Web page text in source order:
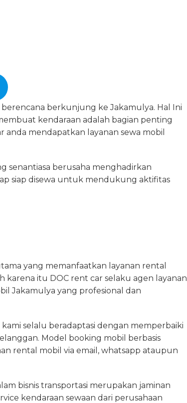
berkunjung ke Jakamulya. Hal Ini
kendaraan adalah bagian penting
mendapatkan layanan sewa mobil
senantiasa berusaha menghadirkan
siap disewa untuk mendukung aktifitas
yang memanfaatkan layanan rental
karena itu DOC rent car selaku agen layanan
Jakamulya yang profesional dan
selalu beradaptasi dengan memperbaiki
Model booking mobil berbasis
rental mobil via email, whatsapp ataupun
bisnis transportasi merupakan jaminan
kendaraan sewaan dari perusahaan